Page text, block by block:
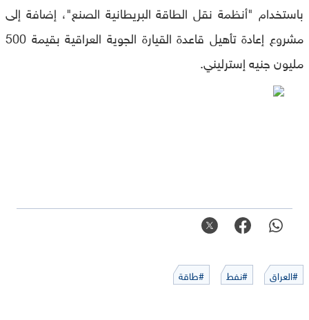
باستخدام "أنظمة نقل الطاقة البريطانية الصنع"، إضافة إلى
مشروع إعادة تأهيل قاعدة القيارة الجوية العراقية بقيمة 500
مليون جنيه إسترليني.
#العراق #نفط #طاقة